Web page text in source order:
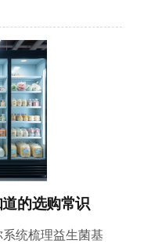
溢出，引发慢性
、胰腺和心血管
动脉硬化；最后
标准（亚洲人群
≥90cm/女性
钟中高强度有氧
。
的选购常识
统梳理益生菌基